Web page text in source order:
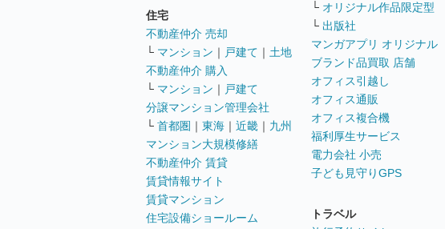
住宅
不動産仲介 売却
└ マンション ｜ 戸建て ｜ 土地
不動産仲介 購入
└ マンション ｜ 戸建て
分譲マンション管理会社
└ 首都圏 ｜ 東海 ｜ 近畿 ｜ 九州
マンション大規模修繕
不動産仲介 賃貸
賃貸情報サイト
賃貸マンション
住宅設備ショールーム
└ オリジナル作品限定型
└ 出版社
マンガアプリ オリジナル
ブランド品買取 店舗
オフィス引越し
オフィス通販
オフィス複合機
福利厚生サービス
電力会社 小売
子ども見守りGPS
トラベル